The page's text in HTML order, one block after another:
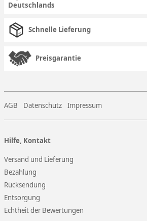
Deutschlands
Schnelle Lieferung
Preisgarantie
AGB Datenschutz Impressum
Hilfe, Kontakt
Versand und Lieferung
Bezahlung
Rücksendung
Entsorgung
Echtheit der Bewertungen